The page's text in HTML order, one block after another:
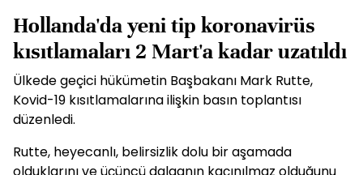
Hollanda'da yeni tip koronavirüs
kısıtlamaları 2 Mart'a kadar uzatıldı
Ülkede geçici hükümetin Başbakanı Mark Rutte,
Kovid-19 kısıtlamalarına ilişkin basın toplantısı
düzenledi.
Rutte, heyecanlı, belirsizlik dolu bir aşamada